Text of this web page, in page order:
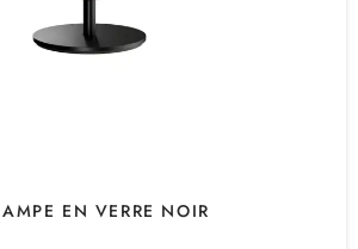
EN VERRE NOIR